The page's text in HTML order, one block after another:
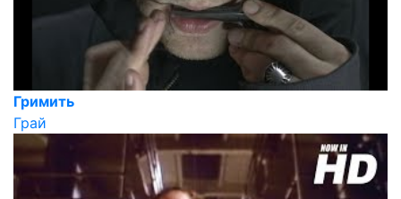
Гримить
Грай